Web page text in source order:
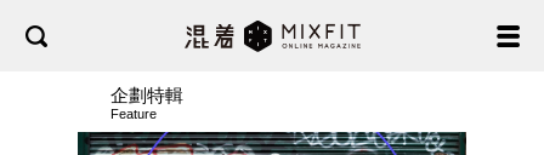
企劃特輯
Feature